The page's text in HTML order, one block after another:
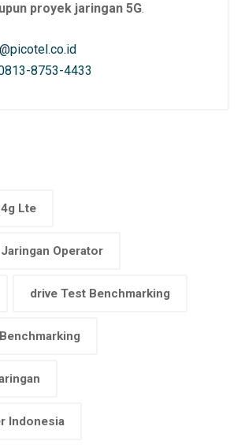
proyek jaringan 5G.
8753-4433
Lte
Operator
drive Test Benchmarking
Indonesia